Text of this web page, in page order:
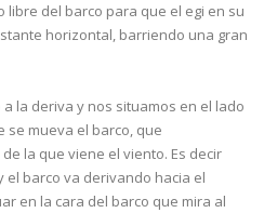
del barco para que el egi en su
horizontal, barriendo una gran
la deriva y nos situamos en el lado
se mueva el barco, que
la que viene el viento. Es decir
el barco va derivando hacia el
en la cara del barco que mira al